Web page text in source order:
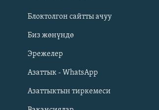
Русский
ОНЛАЙН ШЕРИНЕ
Блоктолгон сайтты ачуу
Биз жөнүндө
Эрежелер
Азаттык - WhatsApp
Азаттыктын тиркемеси